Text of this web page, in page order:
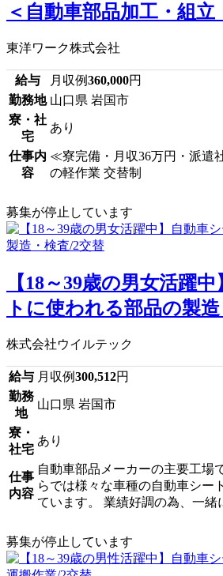
＜自動車部品加工・組立
東洋ワーク株式会社
給与 月収例360,000円
勤務地 山口県 岩国市
寮・社
宅
あり
仕事内
容
≪寮完備・月収36万円・派遣
の軽作業 交替制
募集が停止しています
【18～39歳の男女活躍
トに使われる部品の製
株式会社ウイルテック
給与 月収例300,512円
勤務
地
山口県 岩国市
寮・
社宅
あり
仕事
内容
自動車部品メーカーの主要工場
らでは様々な車種の自動車シー
ています。 業績好調の為、一緒
募集が停止しています